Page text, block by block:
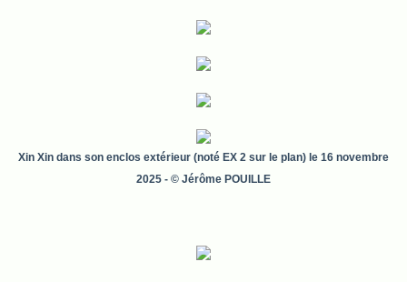
Xin Xin dans son enclos extérieur (noté EX 2 sur le plan) le 16 novembre
2025 - © Jérôme POUILLE